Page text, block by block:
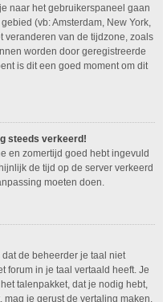
naar het gebruikerspaneel gaan
(vb: Amsterdam, New York,
veranderen van de tijdzone, zoals
worden door geregistreerde
is dit een goed moment om dit
steeds verkeerd!
en zomertijd goed hebt ingevuld
de tijd op de server verkeerd
moeten doen.
de beheerder je taal niet
forum in je taal vertaald heeft. Je
talenpakket, dat je nodig hebt,
je gerust de vertaling maken.